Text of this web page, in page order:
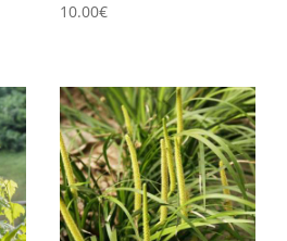
10.00€